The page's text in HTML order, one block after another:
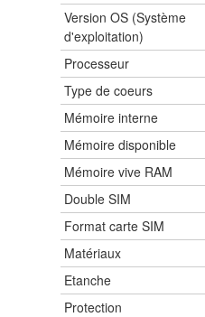
Version OS (Système
d'exploitation)
Processeur
Type de coeurs
Mémoire interne
Mémoire disponible
Mémoire vive RAM
Double SIM
Format carte SIM
Matériaux
Etanche
Protection